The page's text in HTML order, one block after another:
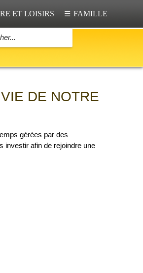
ET LOISIRS ☰ FAMILLE
DE NOTRE
gérées par des
investir afin de rejoindre une